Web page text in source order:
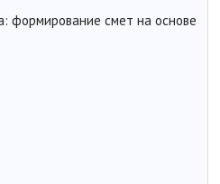
формирование смет на основе